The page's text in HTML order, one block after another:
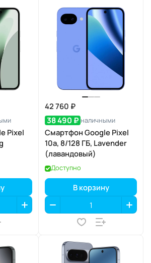
Pixel
42 760 ₽
38 490 ₽ наличными
Смартфон Google Pixel
10a, 8/128 ГБ, Lavender
(лавандовый)
Доступно
В корзину